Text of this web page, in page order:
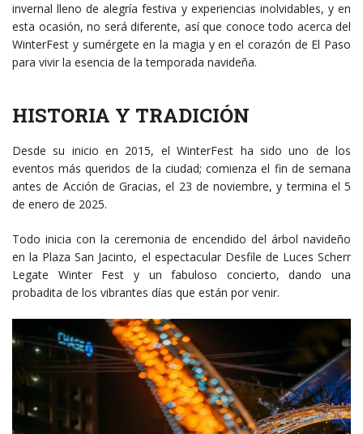
invernal lleno de alegría festiva y experiencias inolvidables, y en
esta ocasión, no será diferente, así que conoce todo acerca del
WinterFest y sumérgete en la magia y en el corazón de El Paso
para vivir la esencia de la temporada navideña.
HISTORIA Y TRADICIÓN
Desde su inicio en 2015, el WinterFest ha sido uno de los
eventos más queridos de la ciudad; comienza el fin de semana
antes de Acción de Gracias, el 23 de noviembre, y termina el 5
de enero de 2025.
Todo inicia con la ceremonia de encendido del árbol navideño
en la Plaza San Jacinto, el espectacular Desfile de Luces Scherr
Legate Winter Fest y un fabuloso concierto, dando una
probadita de los vibrantes días que están por venir.